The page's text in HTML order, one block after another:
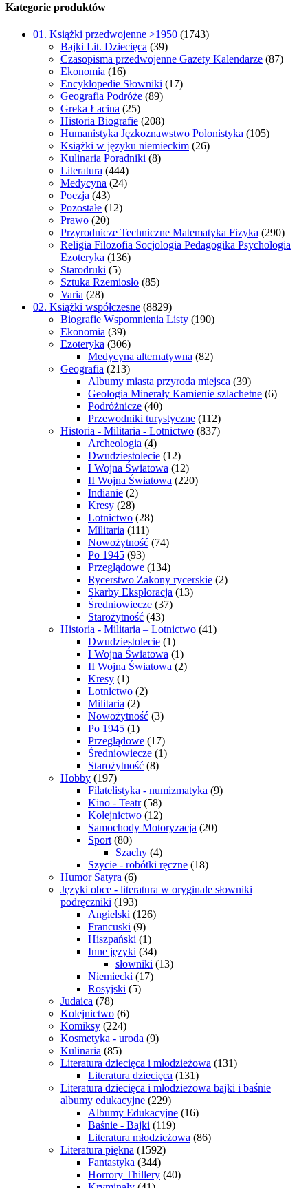
Kategorie produktów
01. Książki przedwojenne >1950 (1743)
Bajki Lit. Dziecięca (39)
Czasopisma przedwojenne Gazety Kalendarze (87)
Ekonomia (16)
Encyklopedie Słowniki (17)
Geografia Podróże (89)
Greka Łacina (25)
Historia Biografie (208)
Humanistyka Jęzkoznawstwo Polonistyka (105)
Książki w języku niemieckim (26)
Kulinaria Poradniki (8)
Literatura (444)
Medycyna (24)
Poezja (43)
Pozostałe (12)
Prawo (20)
Przyrodnicze Techniczne Matematyka Fizyka (290)
Religia Filozofia Socjologia Pedagogika Psychologia
Ezoteryka (136)
Starodruki (5)
Sztuka Rzemiosło (85)
Varia (28)
02. Książki współczesne (8829)
Biografie Wspomnienia Listy (190)
Ekonomia (39)
Ezoteryka (306)
Medycyna alternatywna (82)
Geografia (213)
Albumy miasta przyroda miejsca (39)
Geologia Minerały Kamienie szlachetne (6)
Podróżnicze (40)
Przewodniki turystyczne (112)
Historia - Militaria - Lotnictwo (837)
Archeologia (4)
Dwudziestolecie (12)
I Wojna Światowa (12)
II Wojna Światowa (220)
Indianie (2)
Kresy (28)
Lotnictwo (28)
Militaria (111)
Nowożytność (74)
Po 1945 (93)
Przeglądowe (134)
Rycerstwo Zakony rycerskie (2)
Skarby Eksploracja (13)
Średniowiecze (37)
Starożytność (43)
Historia - Militaria – Lotnictwo (41)
Dwudziestolecie (1)
I Wojna Światowa (1)
II Wojna Światowa (2)
Kresy (1)
Lotnictwo (2)
Militaria (2)
Nowożytność (3)
Po 1945 (1)
Przeglądowe (17)
Średniowiecze (1)
Starożytność (8)
Hobby (197)
Filatelistyka - numizmatyka (9)
Kino - Teatr (58)
Kolejnictwo (12)
Samochody Motoryzacja (20)
Sport (80)
Szachy (4)
Szycie - robótki ręczne (18)
Humor Satyra (6)
Języki obce - literatura w oryginale słowniki
podręczniki (193)
Angielski (126)
Francuski (9)
Hiszpański (1)
Inne języki (34)
słowniki (13)
Niemiecki (17)
Rosyjski (5)
Judaica (78)
Kolejnictwo (6)
Komiksy (224)
Kosmetyka - uroda (9)
Kulinaria (85)
Literatura dziecięca i młodzieżowa (131)
Literatura dziecięca (131)
Literatura dziecięca i młodzieżowa bajki i baśnie
albumy edukacyjne (229)
Albumy Edukacyjne (16)
Baśnie - Bajki (119)
Literatura młodzieżowa (86)
Literatura piękna (1592)
Fantastyka (344)
Horrory Thillery (40)